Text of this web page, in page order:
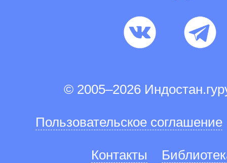
© 2005–2026
Пользовательское соглашение
Контакты